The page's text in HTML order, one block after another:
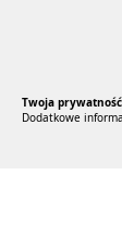
Twoja
Dodatkowe